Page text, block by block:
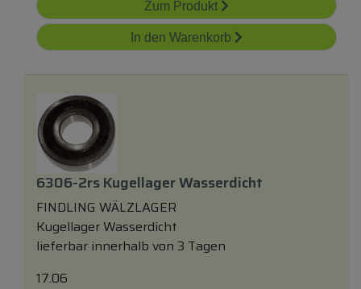
Zum Produkt
In den Warenkorb
6306-2rs Kugellager Wasserdicht
FINDLING WÄLZLAGER
Kugellager Wasserdicht
lieferbar innerhalb von 3 Tagen
17.06